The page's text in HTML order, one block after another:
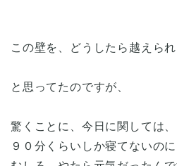
この壁を、どうしたら越えら
と思ってたのですが、
驚くことに、今日に関しては、
９０分くらいしか寝てないのに